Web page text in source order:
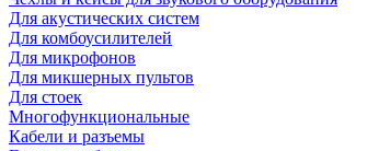
Для акустических систем
Для комбоусилителей
Для микрофонов
Для микшерных пультов
Для стоек
Многофункциональные
Кабели и разъемы